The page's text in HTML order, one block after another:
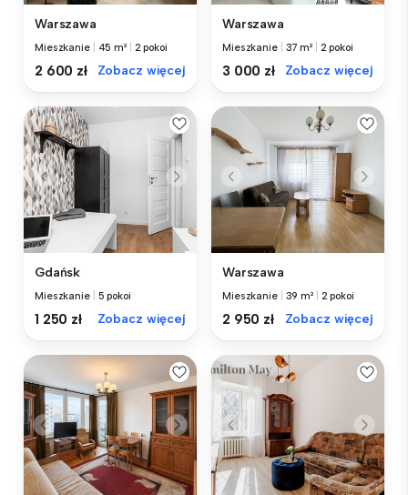
Warszawa
Mieszkanie 45 m² 2 pokoi
2 600 zł Zobacz więcej
Warszawa
Mieszkanie 37 m² 2 pokoi
3 000 zł Zobacz więcej
Gdańsk
Mieszkanie 5 pokoi
1 250 zł Zobacz więcej
Warszawa
Mieszkanie 39 m² 2 pokoi
2 950 zł Zobacz więcej